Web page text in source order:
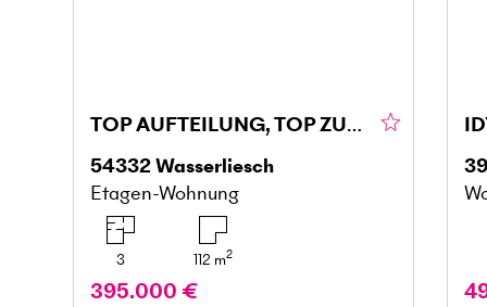
TOP AUFTEILUNG, TOP ZUSTAND, FAMIELIENFREUNDLICH
54332Wasserliesch
Etagen-Wohnung
3 112 m2
395.000 €